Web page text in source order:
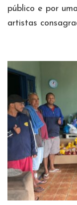
público e por
artistas